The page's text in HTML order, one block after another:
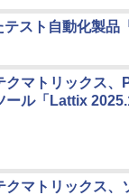
スト自動化製
クマトリックス
ール「Lattix
クマトリックス、